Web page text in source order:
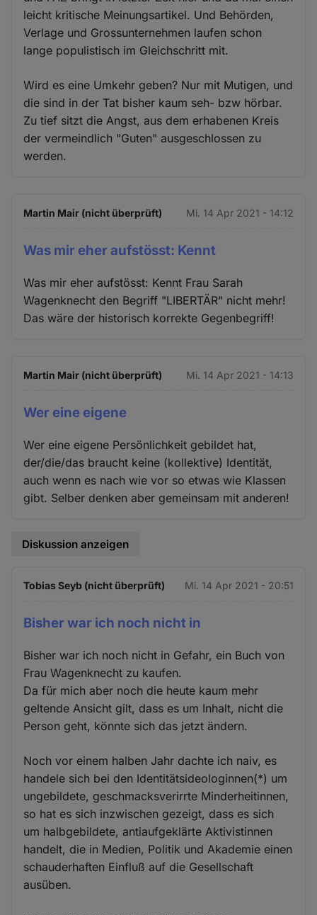
leicht kritische Meinungsartikel. Und Behörden,
Verlage und Grossunternehmen laufen schon
lange populistisch im Gleichschritt mit.
Wird es eine Umkehr geben? Nur mit Mutigen, und
die sind in der Tat bisher kaum seh- bzw hörbar.
Zu tief sitzt die Angst, aus dem erhabenen Kreis
der vermeindlich "Guten" ausgeschlossen zu
werden.
Martin Mair (nicht überprüft) Mi. 14 Apr 2021 - 14:12
Was mir eher aufstösst: Kennt
Was mir eher aufstösst: Kennt Frau Sarah
Wagenknecht den Begriff "LIBERTÄR" nicht mehr!
Das wäre der historisch korrekte Gegenbegriff!
Martin Mair (nicht überprüft) Mi. 14 Apr 2021 - 14:13
Wer eine eigene
Wer eine eigene Persönlichkeit gebildet hat,
der/die/das braucht keine (kollektive) Identität,
auch wenn es nach wie vor so etwas wie Klassen
gibt. Selber denken aber gemeinsam mit anderen!
Diskussion anzeigen
Tobias Seyb (nicht überprüft) Mi. 14 Apr 2021 - 20:51
Bisher war ich noch nicht in
Bisher war ich noch nicht in Gefahr, ein Buch von
Frau Wagenknecht zu kaufen.
Da für mich aber noch die heute kaum mehr
geltende Ansicht gilt, dass es um Inhalt, nicht die
Person geht, könnte sich das jetzt ändern.
Noch vor einem halben Jahr dachte ich naiv, es
handele sich bei den Identitätsideologinnen(*) um
ungebildete, geschmacksverirrte Minderheitinnen,
so hat es sich inzwischen gezeigt, dass es sich
um halbgebildete, antiaufgeklärte Aktivistinnen
handelt, die in Medien, Politik und Akademie einen
schauderhaften Einfluß auf die Gesellschaft
ausüben.